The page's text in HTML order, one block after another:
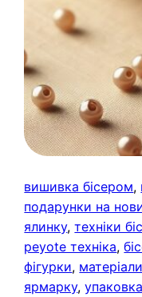
вишивка бісером,
подарунки на
ялинку, техніки
peyote техніка,
фігурки,
ярмарку,